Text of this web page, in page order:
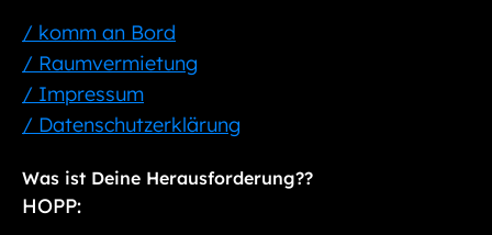
/ komm an Bord
/ Raumvermietung
/ Impressum
/ Datenschutzerklärung
Was ist Deine Herausforderung??
HOPP: